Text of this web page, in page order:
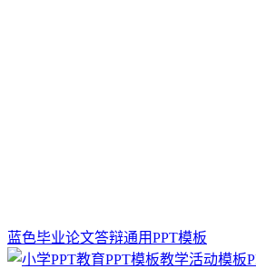
蓝色毕业论文答辩通用PPT模板